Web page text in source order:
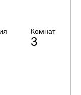
Комнат
3